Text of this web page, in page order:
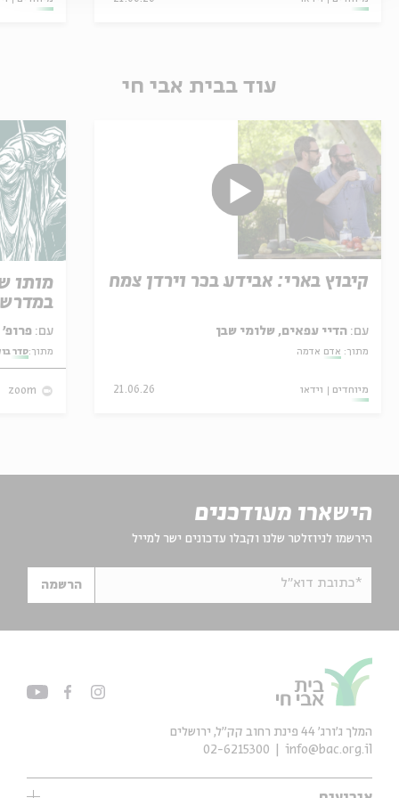
עוד בבית אבי חי
קיבוץ בארי: אבידע בכר וירדן צמח
עם: הדיי עפאים, שלומי שבן
מתוך: אדם אדמה
מיוחדים וידאו 21.06.26
מותו
עם: פרופ' אביגדור שנאן
מתוך:סדר
zoom
הישארו מעודכנים
הירשמו לניוזלטר שלנו וקבלו עדכונים ישר למייל
*כתובת דוא"ל הרשמה
המלך ג'ורג' 44 פינת רחוב קק״ל, ירושלים
info@bac.org.il
02-6215300